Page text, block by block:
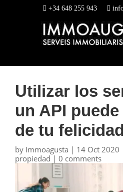
+34 648 255 943
Utilizar los
un API
de tu felicidad
by Immoagusta | 14 Oct 2020
propiedad | 0 comments